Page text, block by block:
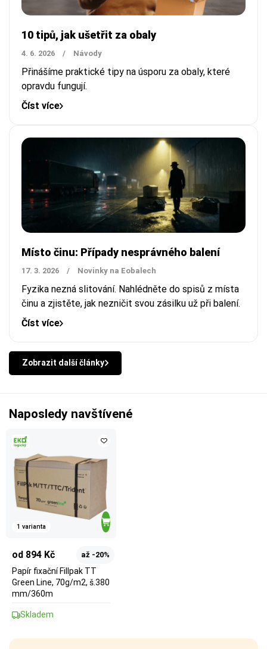
10 tipů, jak ušetřit za obaly
4. 6. 2026 / Návody
Přinášíme praktické tipy na úsporu za obaly, které
opravdu fungují.
Číst více
Místo činu: Případy nesprávného balení
17. 3. 2026 / Novinky na Eobalech
Fyzika nezná slitování. Nahlédněte do spisů z místa
činu a zjistěte, jak nezničit svou zásilku už při balení.
Číst více
Zobrazit další články
Naposledy navštívené
1 varianta
od 894 Kč až -20%
Papír fixační Fillpak TT
Green Line, 70g/m2, š.380
mm/360m
Skladem